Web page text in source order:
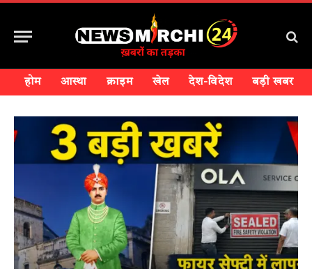
होम आस्था क्राइम खेल देश-विदेश बड़ी खबर